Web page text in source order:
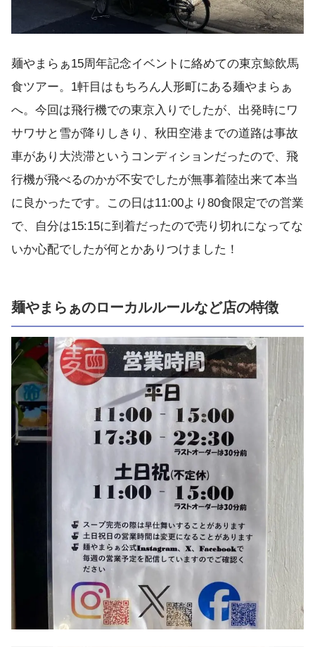
麺やまらぁ15周年記念イベントに絡めての東京鯨飲馬
食ツアー。1軒目はもちろん人形町にある麺やまらぁ
へ。今回は飛行機での東京入りでしたが、出発時にワ
サワサと雪が降りしきり、秋田空港までの道路は事故
車があり大渋滞というコンディションだったので、飛
行機が飛べるのかが不安でしたが無事着陸出来て本当
に良かったです。この日は11:00より80食限定での営業
で、自分は15:15に到着だったので売り切れになってな
いか心配でしたが何とかありつけました！
麺やまらぁのローカルルールなど店の特徴